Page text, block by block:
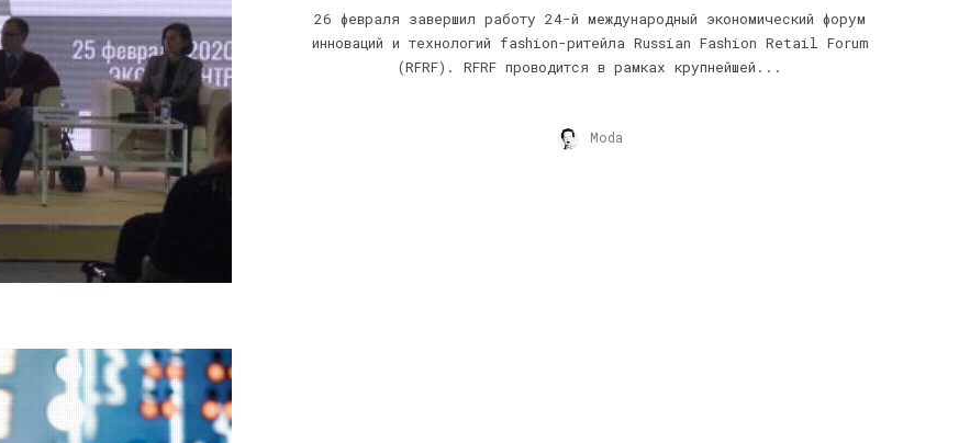
26 февраля завершил работу 24-й международный экономический форум
инноваций и технологий fashion-ритейла Russian Fashion Retail Forum
(RFRF). RFRF проводится в рамках крупнейшей...
Moda